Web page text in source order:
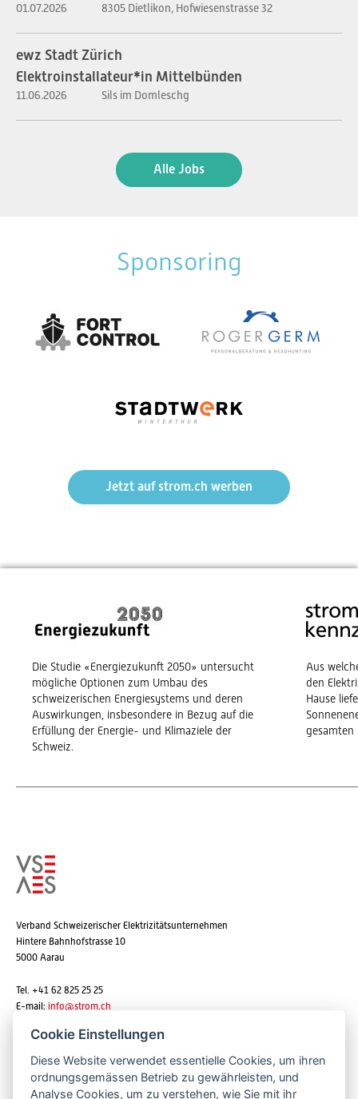
01.07.2026 8305 Dietlikon, Hofwiesenstrasse 32
ewz Stadt Zürich
Elektroinstallateur*in Mittelbünden
11.06.2026 Sils im Domleschg
Alle Jobs
Sponsoring
Jetzt auf strom.ch werben
Die Studie «Energiezukunft 2050» untersucht
mögliche Optionen zum Umbau des
schweizerischen Energiesystems und deren
Auswirkungen, insbesondere in Bezug auf die
Erfüllung der Energie- und Klimaziele der
Schweiz.
Aus
den
Hause
gesamten
Verband Schweizerischer Elektrizitätsunternehmen
Hintere Bahnhofstrasse 10
5000 Aarau
Tel. +41 62 825 25 25
E-mail: info@strom.ch
Newsletter abonnieren
Cookie Einstellungen
Diese Website verwendet essentielle Cookies, um ihren
ordnungsgemässen Betrieb zu gewährleisten, und
Analyse Cookies, um zu verstehen, wie Sie mit ihr